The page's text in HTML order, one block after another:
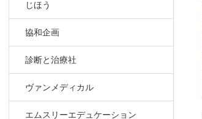
じほう
協和企画
診断と治療社
ヴァンメディカル
エムスリーエデュケーション